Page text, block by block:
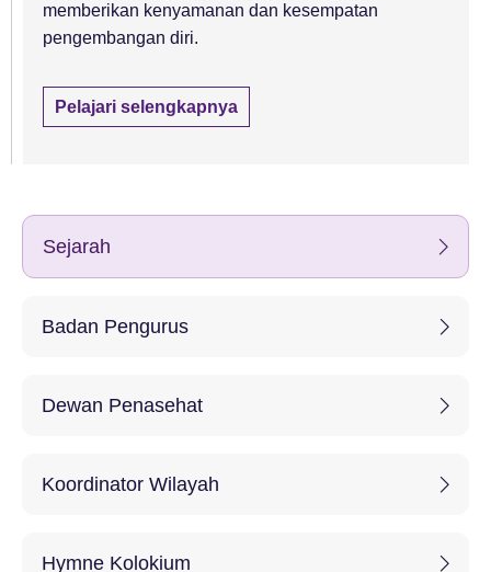
Sejarah
Badan Pengurus
Dewan Penasehat
Koordinator Wilayah
Hymne Kolokium
memberikan kenyamanan dan kesempatan
pengembangan diri.
Pelajari selengkapnya